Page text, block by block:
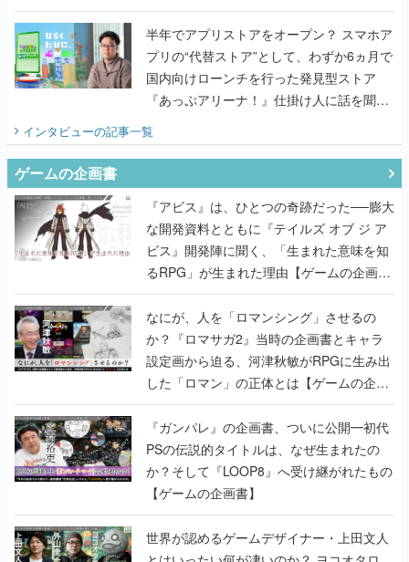
うこだわりをプロデューサーに聞いた
半年でアプリストアをオープン？ スマホア
プリの“代替ストア”として、わずか6ヵ月で
国内向けローンチを行った発見型ストア
『あっぷアリーナ！』仕掛け人に話を聞い
てみた
インタビューの記事一覧
ゲームの企画書
『アビス』は、ひとつの奇跡だった──膨大
な開発資料とともに『テイルズ オブ ジ ア
ビス』開発陣に聞く、「生まれた意味を知
るRPG」が生まれた理由【ゲームの企画
書】
なにが、人を「ロマンシング」させるの
か？『ロマサガ2』当時の企画書とキャラ
設定画から迫る、河津秋敏がRPGに生み出
した「ロマン」の正体とは【ゲームの企画
書】
『ガンパレ』の企画書、ついに公開━初代
PSの伝説的タイトルは、なぜ生まれたの
か？そして『LOOP8』へ受け継がれたもの
【ゲームの企画書】
世界が認めるゲームデザイナー・上田文人